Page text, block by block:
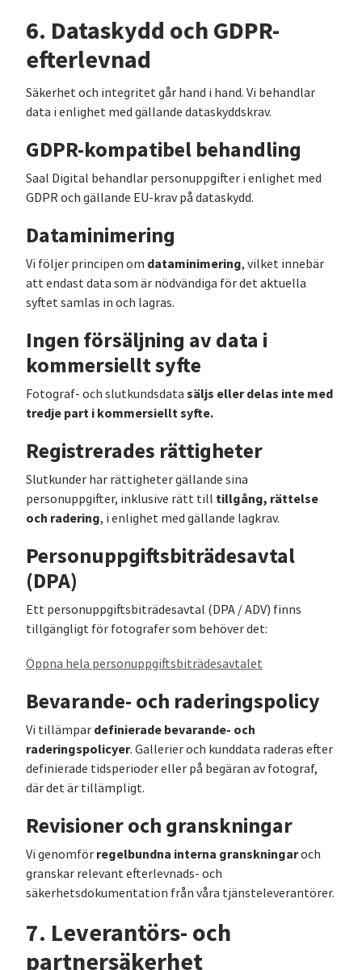
6. Dataskydd och GDPR-
efterlevnad
Säkerhet och integritet går hand i hand. Vi behandlar
data i enlighet med gällande dataskyddskrav.
GDPR-kompatibel behandling
Saal Digital behandlar personuppgifter i enlighet med
GDPR och gällande EU-krav på dataskydd.
Dataminimering
Vi följer principen om dataminimering, vilket innebär
att endast data som är nödvändiga för det aktuella
syftet samlas in och lagras.
Ingen försäljning av data i
kommersiellt syfte
Fotograf- och slutkundsdata säljs eller delas inte med
tredje part i kommersiellt syfte.
Registrerades rättigheter
Slutkunder har rättigheter gällande sina
personuppgifter, inklusive rätt till tillgång, rättelse
och radering, i enlighet med gällande lagkrav.
Personuppgiftsbiträdesavtal
(DPA)
Ett personuppgiftsbiträdesavtal (DPA / ADV) finns
tillgängligt för fotografer som behöver det:
Öppna hela personuppgiftsbiträdesavtalet
Bevarande- och raderingspolicy
Vi tillämpar definierade bevarande- och
raderingspolicyer. Gallerier och kunddata raderas efter
definierade tidsperioder eller på begäran av fotograf,
där det är tillämpligt.
Revisioner och granskningar
Vi genomför regelbundna interna granskningaroch
granskar relevant efterlevnads- och
säkerhetsdokumentation från våra tjänsteleverantörer.
7. Leverantörs- och
partnersäkerhet